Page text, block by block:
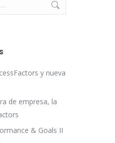
y nueva
de empresa, la
& Goals II